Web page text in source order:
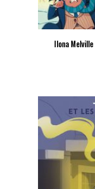
Ilona